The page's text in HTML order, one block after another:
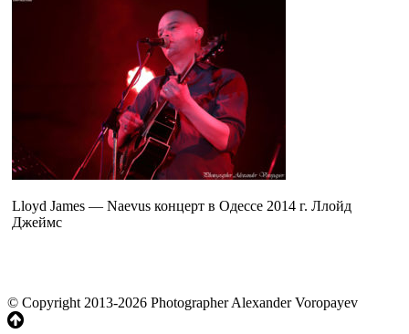
Lloyd James — Naevus концерт в Одессе 2014 г. Ллойд
Джеймс
© Copyright 2013-2026 Photographer Alexander Voropayev